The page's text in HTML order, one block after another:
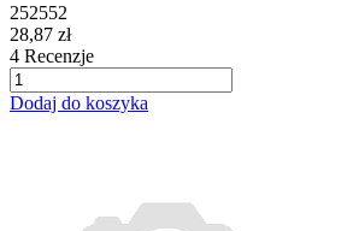
252552
28,87 zł
4 Recenzje
Dodaj do koszyka